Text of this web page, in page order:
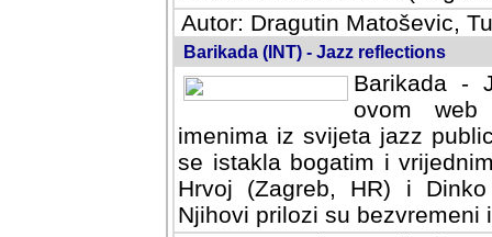
Autor: Dragutin Matoševic,
Barikada (INT) - Jazz reflections
Barikada -
ovom web
imenima iz svijeta jazz
se istakla bogatim i
Hrvoj (Zagreb, HR) i
Njihovi prilozi su bezvremeni